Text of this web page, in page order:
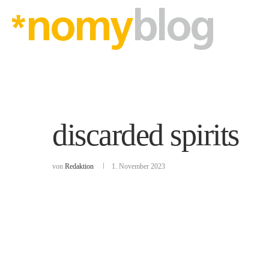
discarded spirits
von Redaktion 1. November 2023